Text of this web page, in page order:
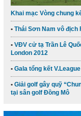
Khai mạc Vòng chung
Thái Sơn Nam vô địch
VĐV cử tạ Trần Lê
London 2012
Gala tổng kết
Giải golf gây quỹ
tại sân golf Đồng Mô